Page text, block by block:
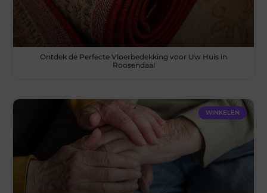
Ontdek de Perfecte Vloerbedekking voor Uw Huis in
Roosendaal
WINKELEN